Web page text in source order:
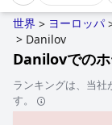
世界 > ヨーロッパ
> Danilov
Danilovでの
ランキングは、当社
す。